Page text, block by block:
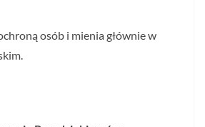
osób i mienia głównie w